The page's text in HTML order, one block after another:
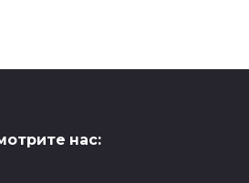
нас: